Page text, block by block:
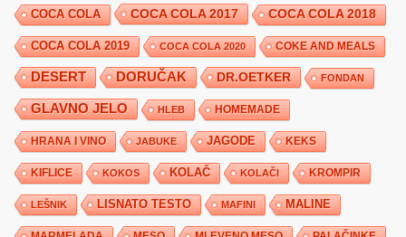
COCA COLA COCA COLA 2017 COCA COLA 2018
COCA COLA 2019 COCA COLA 2020 COKE AND MEALS
DESERT DORUČAK DR.OETKER FONDAN
GLAVNO JELO HLEB HOMEMADE
HRANA I VINO JABUKE JAGODE KEKS
KIFLICE KOKOS KOLAČ KOLAČI KROMPIR
LEŠNIK LISNATO TESTO MAFINI MALINE